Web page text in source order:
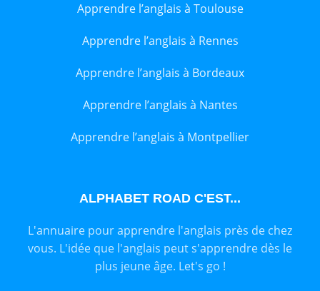
Apprendre l’anglais à Toulouse
Apprendre l’anglais à Rennes
Apprendre l’anglais à Bordeaux
Apprendre l’anglais à Nantes
Apprendre l’anglais à Montpellier
ALPHABET ROAD C'EST...
L'annuaire pour apprendre l'anglais près de chez
vous. L'idée que l'anglais peut s'apprendre dès le
plus jeune âge. Let's go !